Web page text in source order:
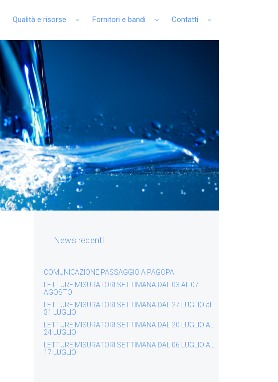
Qualità e risorse Fornitori e bandi Contatti
News recenti
COMUNICAZIONE PASSAGGIO A PAGOPA
LETTURE MISURATORI SETTIMANA DAL 03 AL 07
AGOSTO
LETTURE MISURATORI SETTIMANA DAL 27 LUGLIO al
31 LUGLIO
LETTURE MISURATORI SETTIMANA DAL 20 LUGLIO AL
24 LUGLIO
LETTURE MISURATORI SETTIMANA DAL 06 LUGLIO AL
17 LUGLIO